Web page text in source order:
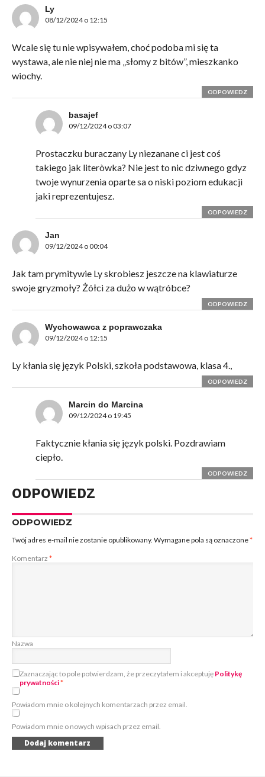
Ly
08/12/2024 o 12:15
Wcale się tu nie wpisywałem, choć podoba mi się ta
wystawa, ale nie niej nie ma „słomy z bitów”, mieszkanko
wiochy.
ODPOWIEDZ
basajef
09/12/2024 o 03:07
Prostaczku buraczany Ly niezanane ci jest coś
takiego jak literòwka? Nie jest to nic dziwnego gdyz
twoje wynurzenia oparte sa o niski poziom edukacji
jaki reprezentujesz.
ODPOWIEDZ
Jan
09/12/2024 o 00:04
Jak tam prymitywie Ly skrobiesz jeszcze na klawiaturze
swoje gryzmoły? Żółci za dużo w wątróbce?
ODPOWIEDZ
Wychowawca z poprawczaka
09/12/2024 o 12:15
Ly kłania się język Polski, szkoła podstawowa, klasa 4.,
ODPOWIEDZ
Marcin do Marcina
09/12/2024 o 19:45
Faktycznie kłania się język polski. Pozdrawiam
ciepło.
ODPOWIEDZ
ODPOWIEDZ
ODPOWIEDZ
Twój adres e-mail nie zostanie opublikowany. Wymagane pola są oznaczone*
Komentarz *
Nazwa
Zaznaczając to pole potwierdzam, że przeczytałem i akceptuję Politykę
prywatności*
Powiadom mnie o kolejnych komentarzach przez email.
Powiadom mnie o nowych wpisach przez email.